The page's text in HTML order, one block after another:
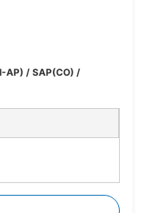
AP) / SAP(CO) /